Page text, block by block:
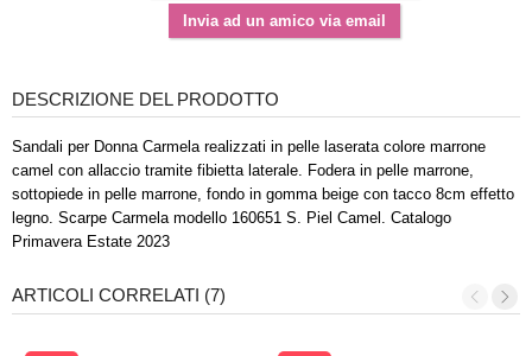
DESCRIZIONE DEL PRODOTTO
Sandali per Donna Carmela realizzati in pelle laserata colore marrone
camel con allaccio tramite fibietta laterale. Fodera in pelle marrone,
sottopiede in pelle marrone, fondo in gomma beige con tacco 8cm effetto
legno. Scarpe Carmela modello 160651 S. Piel Camel. Catalogo
Primavera Estate 2023
ARTICOLI CORRELATI (7)